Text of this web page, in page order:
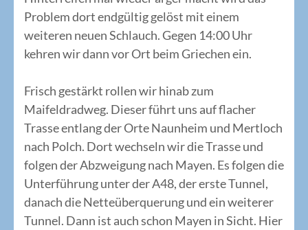
Problem dort endgültig gelöst mit einem
weiteren neuen Schlauch. Gegen 14:00 Uhr
kehren wir dann vor Ort beim Griechen ein.
Frisch gestärkt rollen wir hinab zum
Maifeldradweg. Dieser führt uns auf flacher
Trasse entlang der Orte Naunheim und Mertloch
nach Polch. Dort wechseln wir die Trasse und
folgen der Abzweigung nach Mayen. Es folgen die
Unterführung unter der A48, der erste Tunnel,
danach die Netteüberquerung und ein weiterer
Tunnel. Dann ist auch schon Mayen in Sicht. Hier